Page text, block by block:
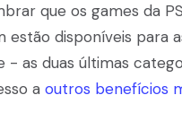
que os games da
estão disponíveis para
- as duas últimas
a outros benefícios